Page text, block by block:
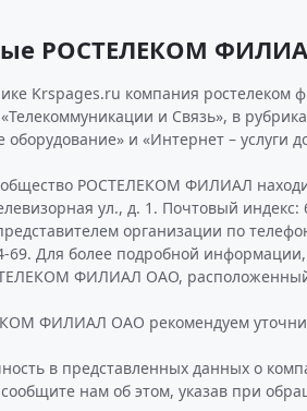
РОСТЕЛЕКОМ
Krspages.ru компания ростелеком
и Связь», в
и «Интернет – услуги
РОСТЕЛЕКОМ ФИЛИАЛ
ул., д. 1. Почтовый индекс:
организации по
69. Для более подробной
ФИЛИАЛ ОАО,
ФИЛИАЛ ОАО рекомендуем
в представленных данных о
нам об этом, указав при